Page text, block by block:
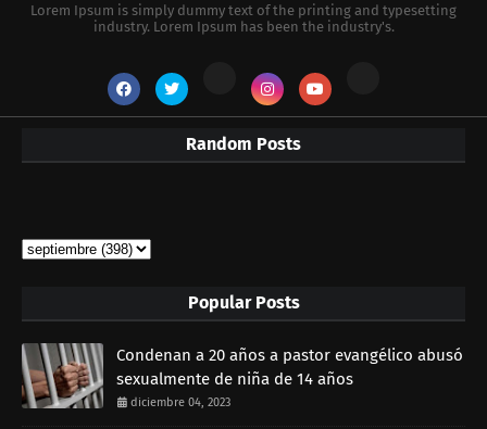
Lorem Ipsum is simply dummy text of the printing and typesetting
industry. Lorem Ipsum has been the industry's.
Random Posts
Popular Posts
Condenan a 20 años a pastor evangélico abusó
sexualmente de niña de 14 años
diciembre 04, 2023